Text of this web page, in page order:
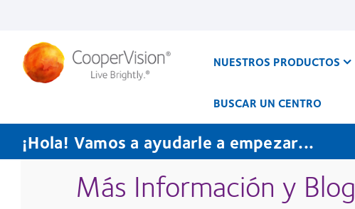
principal
NUESTROS PRODUCTOS
BUSCAR UN CENTRO
¡Hola! Vamos a ayudarle a empezar...
Más Información y Blog